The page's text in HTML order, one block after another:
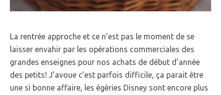
La rentrée approche et ce n’est pas le moment de se
laisser envahir par les opérations commerciales des
grandes enseignes pour nos achats de début d’année
des petits! J’avoue c’est parfois difficile, ça parait être
une si bonne affaire, les égéries Disney sont encore plus